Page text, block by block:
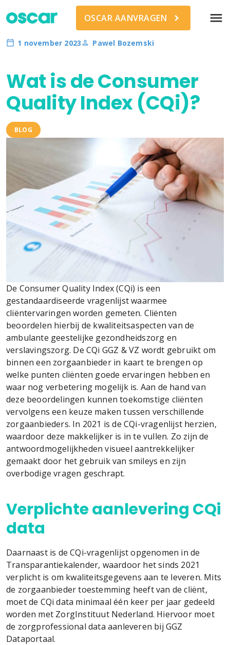
OSCAR AANVRAGEN menu
1 november 2023 Pawel Bozemski
Wat is de Consumer
Quality Index (CQi)?
BLOG
De Consumer Quality Index (CQi) is een
gestandaardiseerde vragenlijst waarmee
cliëntervaringen worden gemeten. Cliënten
beoordelen hierbij de kwaliteitsaspecten van de
ambulante geestelijke gezondheidszorg en
verslavingszorg. De CQi GGZ & VZ wordt gebruikt om
binnen een zorgaanbieder in kaart te brengen op
welke punten cliënten goede ervaringen hebben en
waar nog verbetering mogelijk is. Aan de hand van
deze beoordelingen kunnen toekomstige cliënten
vervolgens een keuze maken tussen verschillende
zorgaanbieders. In 2021 is de CQi-vragenlijst herzien,
waardoor deze makkelijker is in te vullen. Zo zijn de
antwoordmogelijkheden visueel aantrekkelijker
gemaakt door het gebruik van smileys en zijn
overbodige vragen geschrapt.
Verplichte aanlevering CQi
data
Daarnaast is de CQi-vragenlijst opgenomen in de
Transparantiekalender, waardoor het sinds 2021
verplicht is om kwaliteitsgegevens aan te leveren. Mits
de zorgaanbieder toestemming heeft van de cliënt,
moet de CQi data minimaal één keer per jaar gedeeld
worden met ZorgInstituut Nederland. Hiervoor moet
de zorgprofessional data aanleveren bij GGZ
Dataportaal.